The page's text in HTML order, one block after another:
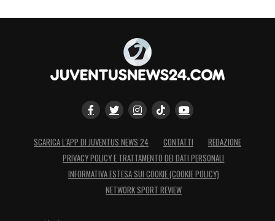
SCARICA L’APP DI JUVENTUS NEWS 24 CONTATTI
REDAZIONE
PRIVACY POLICY E TRATTAMENTO DEI DATI PERSONALI
INFORMATIVA ESTESA SUI COOKIE (COOKIE POLICY)
NETWORK SPORT REVIEW